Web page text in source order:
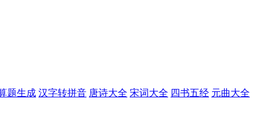
题生成 汉字转拼音 唐诗大全 宋词大全 四书五经 元曲大全